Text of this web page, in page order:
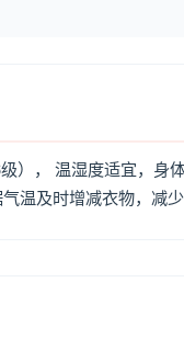
， 温湿度适宜，身
温及时增减衣物，减少